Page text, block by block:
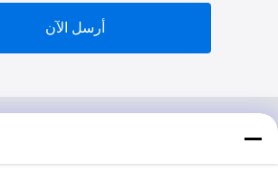
أرسل الآن
VIVI DENTAI